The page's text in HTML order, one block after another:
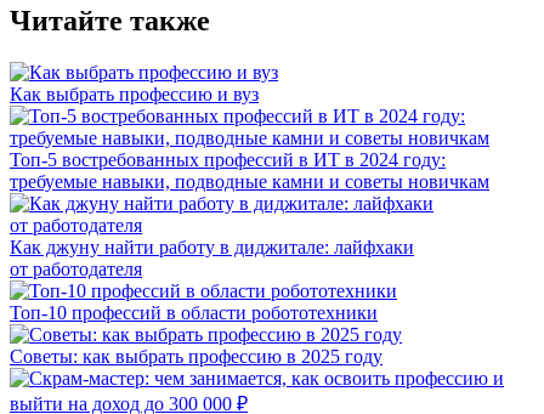
Читайте также
Как выбрать профессию и вуз
Топ-5 востребованных профессий в ИТ в 2024 году:
требуемые навыки, подводные камни и советы новичкам
Как джуну найти работу в диджитале: лайфхаки
от работодателя
Топ-10 профессий в области робототехники
Советы: как выбрать профессию в 2025 году